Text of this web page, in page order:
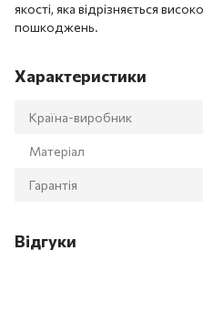
якості, яка відрізняється
пошкоджень.
Характеристики
Країна-виробник
Матеріал
Гарантія
Відгуки